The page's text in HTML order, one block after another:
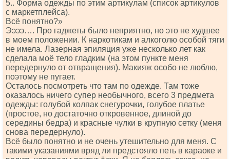
5.. Форма одежды по этим артикулам (список артикулов
с маркетплейса).
Всё понятно?»
Ээээ…. Про гаджеты было неприятно, но это не худшее
в моем положении. К наркотикам и алкоголю особой тяги
не имела. Лазерная эпиляция уже несколько лет как
сделала моё тело гладким (на этом пункте меня
передернуло от отвращения). Макияж особо не люблю,
поэтому не пугает.
Осталось посмотреть что там по одежде. Там тоже
оказалось ничего супер необычного, всего 3 предмета
одежды: голубой колпак снегурочки, голубое платье
(простое, но достаточно откровенное, длиной до
середины бедра) и красные чулки в крупную сетку (меня
снова передернуло).
Всё было понятно и не очень утешительно для меня. С
такими указаниями вряд ли предстояло петь в караоке и